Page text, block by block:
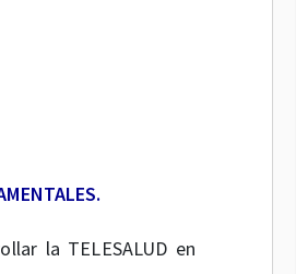
la TELESALUD en